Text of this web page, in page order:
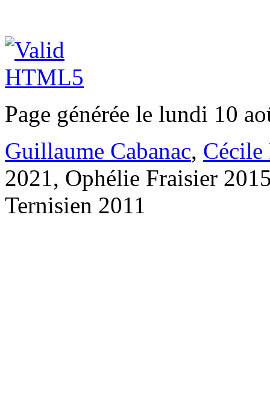
Page générée le lundi 10
Guillaume Cabanac, Cécile
2021, Ophélie Fraisier
Ternisien 2011